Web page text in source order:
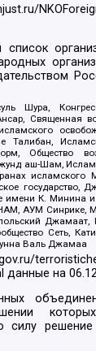
Шура,
Священная
Талибан,
Общество
аш-Шам,
исламского
государство,
имени К. Минина
АУМ
Джамаат,
Сеть,
Валь Джамаа
данные на
силу